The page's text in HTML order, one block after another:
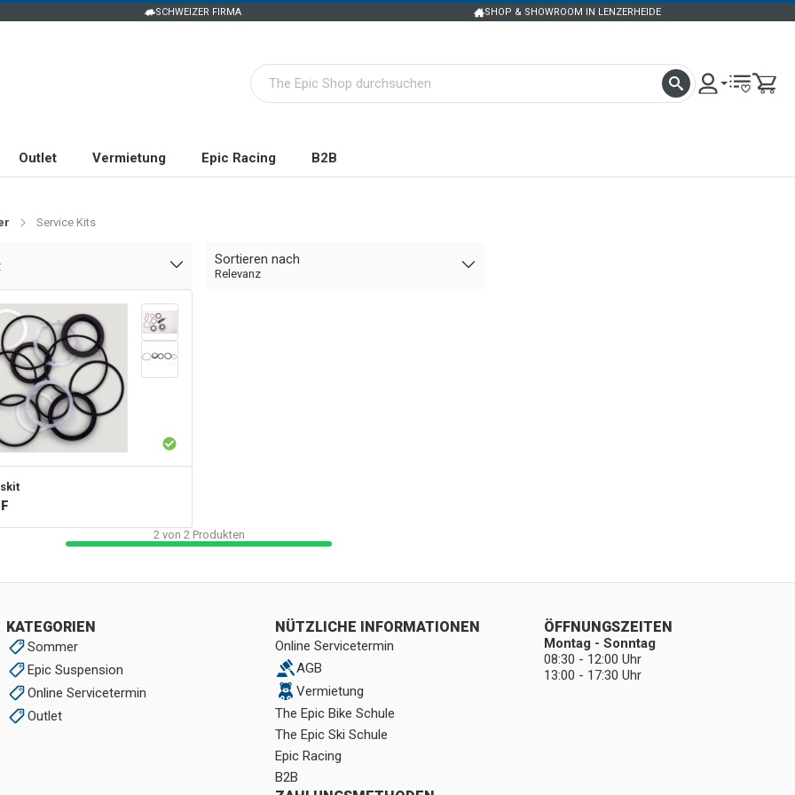
SCHWEIZER FIRMA SHOP & SHOWROOM IN LENZERHEIDE
Outlet Vermietung Epic Racing B2B
Service Kits
Sortieren nach
Relevanz
2 von 2 Produkten
KATEGORIEN
Sommer
Epic Suspension
Online Servicetermin
Outlet
NÜTZLICHE INFORMATIONEN
Online Servicetermin
AGB
Vermietung
The Epic Bike Schule
The Epic Ski Schule
Epic Racing
B2B
ÖFFNUNGSZEITEN
Montag - Sonntag
08:30 - 12:00 Uhr
13:00 - 17:30 Uhr